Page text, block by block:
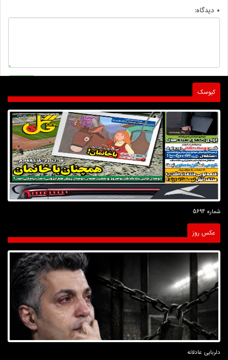
* دیدگاه:
کیوسک
شماره 5694
عکس روز
دلربایی عادلانه